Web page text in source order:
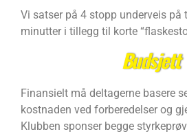
Vi satser på 4 stopp underveis på
minutter i tillegg til korte
Budsjett
Finansielt må deltagerne basere
kostnaden ved forberedelser og
Klubben sponser begge